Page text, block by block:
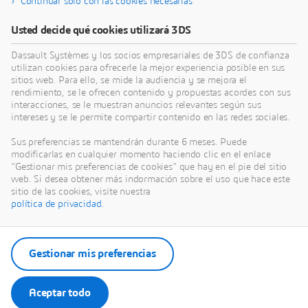
Usted decide qué cookies utilizará 3DS
Dassault Systèmes y los socios empresariales de 3DS de confianza
utilizan cookies para ofrecerle la mejor experiencia posible en sus
sitios web. Para ello, se mide la audiencia y se mejora el
rendimiento, se le ofrecen contenido y propuestas acordes con sus
interacciones, se le muestran anuncios relevantes según sus
intereses y se le permite compartir contenido en las redes sociales.
Sus preferencias se mantendrán durante 6 meses. Puede
modificarlas en cualquier momento haciendo clic en el enlace
"Gestionar mis preferencias de cookies" que hay en el pie del sitio
web. Si desea obtener más indormación sobre el uso que hace este
sitio de las cookies, visite nuestra
política de privacidad.
Aceptar todo
Gestionar mis preferencias